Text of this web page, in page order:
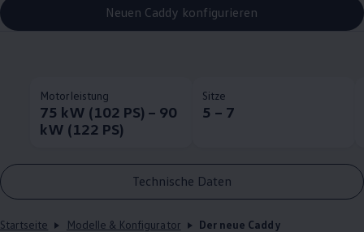
Neuen Caddy konfigurieren
Motorleistung
75 kW (102 PS) – 90
kW (122 PS)
Sitze
5 – 7
Technische Daten
Startseite Modelle & Konfigurator Der neue Caddy